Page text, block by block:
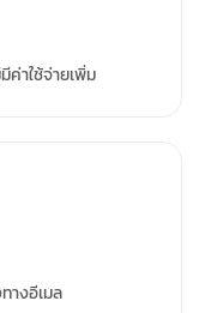
ค่าใช้จ่ายเพิ่ม
างอีเมล